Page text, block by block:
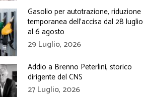
Gasolio per autotrazione, riduzione
temporanea dell’accisa dal 28 luglio
al 6 agosto
29 Luglio, 2026
Addio a Brenno Peterlini, storico
dirigente del CNS
27 Luglio, 2026